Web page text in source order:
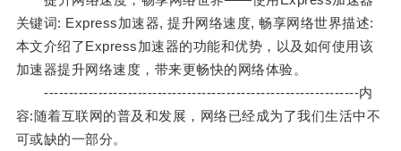
关键词: Express加速器, 提升网络速度, 畅享网络世界描述:
本文介绍了Express加速器的功能和优势，以及如何使用该
加速器提升网络速度，带来更畅快的网络体验。
----------------------------------------------------------------内
容:随着互联网的普及和发展，网络已经成为了我们生活中不
可或缺的一部分。